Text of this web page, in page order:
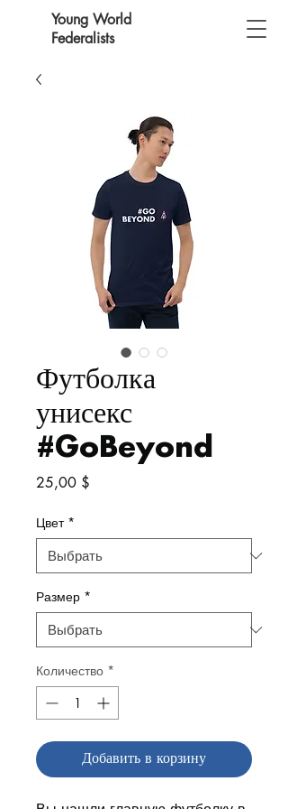
Young World
Federalists
Футболка
унисекс
#GoBeyond
25,00 $
Цвет *
Размер *
Количество *
Добавить в корзину